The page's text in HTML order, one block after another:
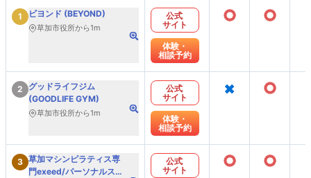
1 ビヨンド (BEYOND)
草加市役所から1m
公式
サイト
体験・
相談予約
○ ○
2
グッドライフジム
(GOODLIFE GYM)
草加市役所から1m
公式
サイト
体験・
相談予約
× ○
3 草加マシンピラティス専
門exeed/パーソナルスタ
公式
サイト
○ ○